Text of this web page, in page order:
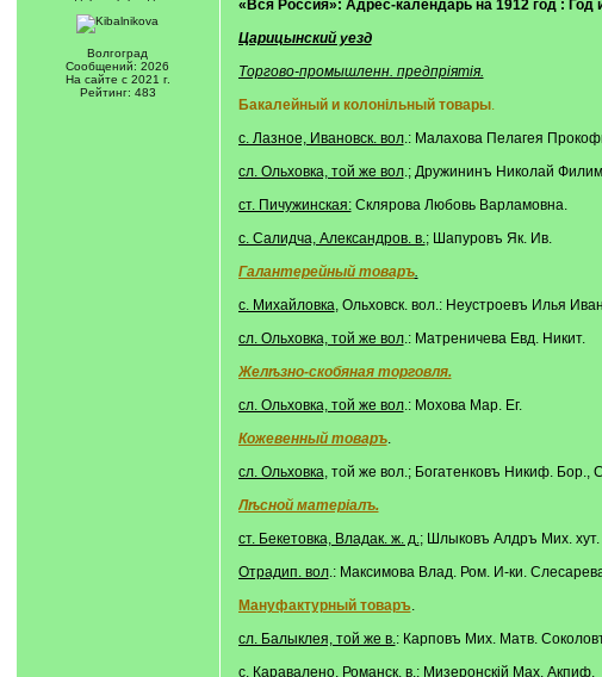
Волгоград
Сообщений: 2026
На сайте с 2021 г.
Рейтинг: 483
«Вся Россия»: Адрес-календарь на 1912 год : Год
Царицынский уезд
Торгово-промышленн. предпріятія.
Бакалейный и колонільный товары.
c. Лазное, Ивановск. вол.: Малахова Пелагея
сл. Ольховка, той же вол.; Дружининъ Николай
ст. Пичужинская:Склярова Любовь Варламовна.
с. Салидча, Александров. в.; Шапуровъ Як. Ив.
Галантерейный товаръ.
c. Михайловка, Ольховск. вол.: Неустроевъ Илья
сл. Ольховка, той же вол.: Матреничева Евд. Никит.
Желѣзно-скобяная торговля.
сл. Ольховка, той же вол.: Мохова Мар. Ег.
Кожевенный товаръ.
сл. Ольховка, той же вол.; Богатенковъ Никиф. Бор.,
Лѣсной матеріалъ.
ст. Бекетовка, Владак. ж. д.; Шлыковъ Алдръ Мих. хут.
Отрадип. вол.: Максимова Влад. Ром. И-ки.
Мануфактурный товаръ.
сл. Балыклея, той же в.: Карповъ Мих. Матв.
с. Каравалено, Романск. в.: Мизеронскій Мах. Акпиф.